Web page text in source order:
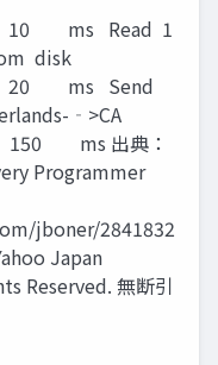
ms Read 1
disk
ms Send
­‐>CA
ms 出典：
Programmer
jboner/2841832
Japan
Reserved. 無断引